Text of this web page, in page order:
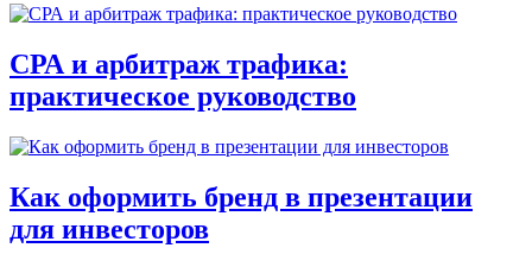
СРА и арбитраж трафика:
практическое руководство
Как оформить бренд в презентации
для инвесторов